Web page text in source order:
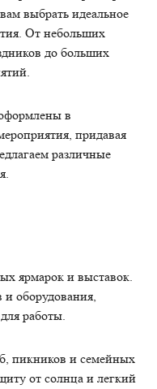
выбрать идеальное
От небольших
до больших
в
придавая
различные
ярмарок и выставок.
оборудования,
работы.
пикников и семейных
от солнца и легкий